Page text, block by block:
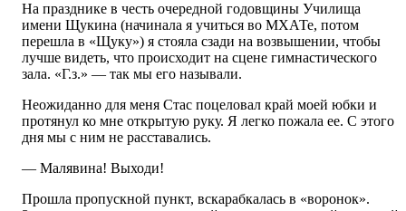
На празднике в честь очередной годовщины Училища
имени Щукина (начинала я учиться во МХАТе, потом
перешла в «Щуку») я стояла сзади на возвышении, чтобы
лучше видеть, что происходит на сцене гимнастического
зала. «Г.з.» — так мы его называли.
Неожиданно для меня Стас поцеловал край моей юбки и
протянул ко мне открытую руку. Я легко пожала ее. С этого
дня мы с ним не расставались.
— Малявина! Выходи!
Прошла пропускной пункт, вскарабкалась в «воронок».